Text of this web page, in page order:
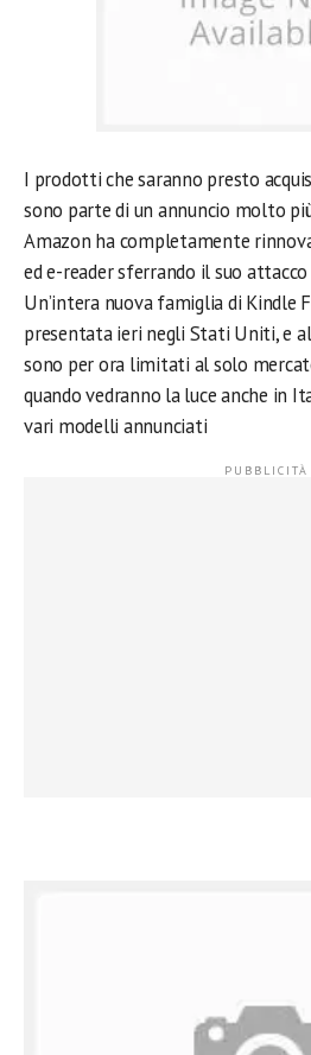
I prodotti che saranno presto
sono parte di un annuncio molto
Amazon ha completamente
ed e-reader sferrando il suo attacco
Un’intera nuova famiglia di Kindle
presentata ieri negli Stati Uniti, e
sono per ora limitati al solo
quando vedranno la luce anche in
vari modelli annunciati